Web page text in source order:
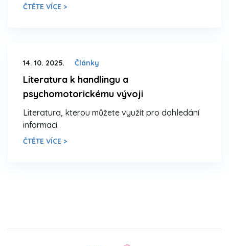
ČTĚTE VÍCE >
14. 10. 2025. Články
Literatura k handlingu a
psychomotorickému vývoji
Literatura, kterou můžete využít pro dohledání
informací.
ČTĚTE VÍCE >